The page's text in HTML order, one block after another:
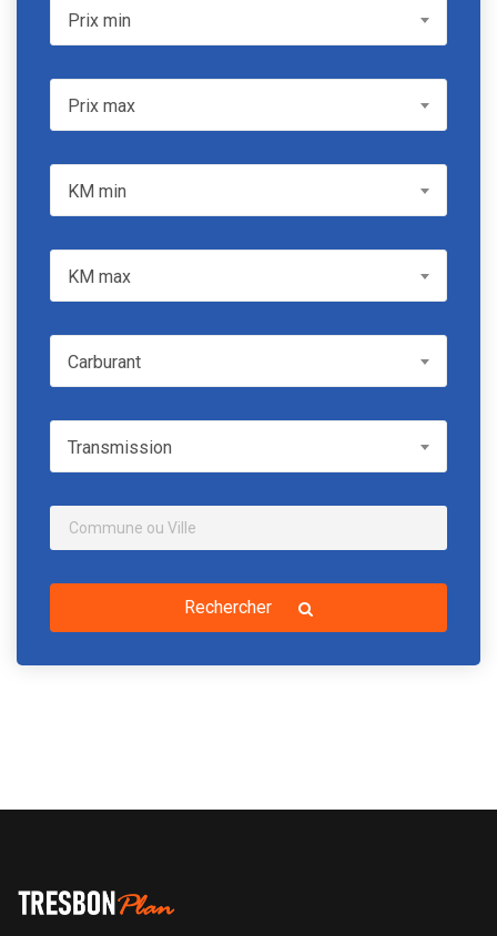
Prix minPrix min
Prix maxPrix max
KM min
KM max
CarburantCarburant
TransmissionTransmission
Rechercher